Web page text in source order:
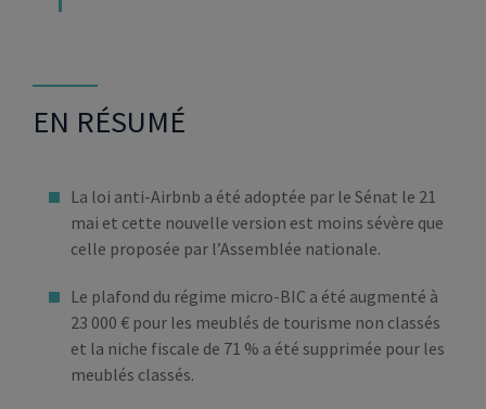
EN RÉSUMÉ
La loi anti-Airbnb a été adoptée par le Sénat le 21
mai et cette nouvelle version est moins sévère que
celle proposée par l’Assemblée nationale.
Le plafond du régime micro-BIC a été augmenté à
23 000 € pour les meublés de tourisme non classés
et la niche fiscale de 71 % a été supprimée pour les
meublés classés.